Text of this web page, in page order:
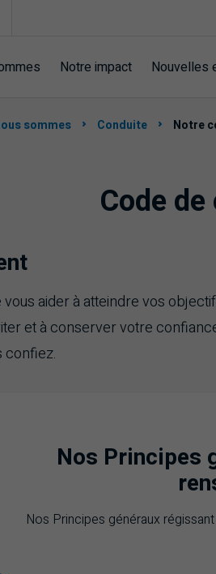
Notre impact Nouvelles
sommes Conduite Notre
Code
aider à atteindre vos
et à conserver votre
confiez.
Nos Principes
Nos Principes généraux